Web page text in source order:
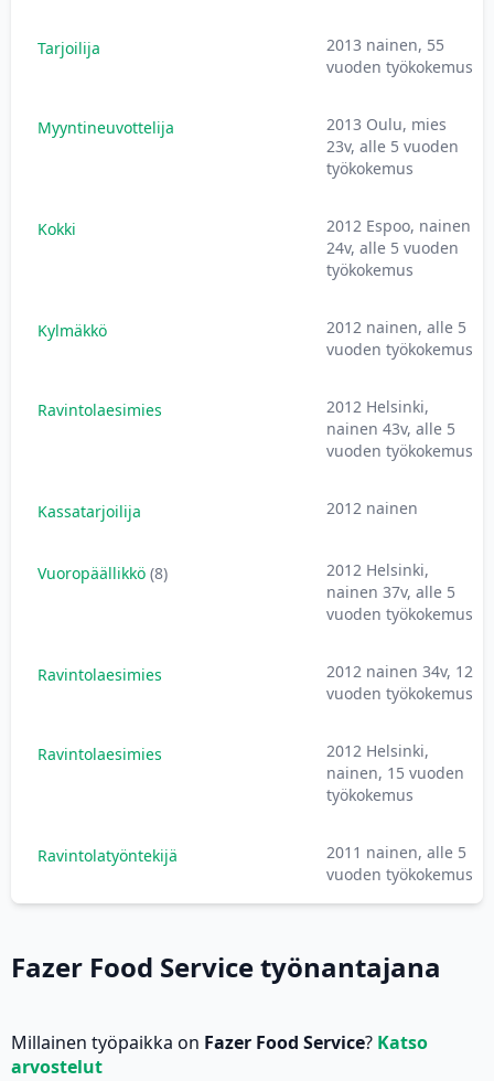
Tarjoilija
2013 nainen, 55
vuoden työkokemus
Myyntineuvottelija
2013 Oulu, mies
23v, alle 5 vuoden
työkokemus
Kokki
2012 Espoo, nainen
24v, alle 5 vuoden
työkokemus
Kylmäkkö
2012 nainen, alle 5
vuoden työkokemus
Ravintolaesimies
2012 Helsinki,
nainen 43v, alle 5
vuoden työkokemus
Kassatarjoilija 2012 nainen
Vuoropäällikkö (8)
2012 Helsinki,
nainen 37v, alle 5
vuoden työkokemus
Ravintolaesimies
2012 nainen 34v, 12
vuoden työkokemus
Ravintolaesimies
2012 Helsinki,
nainen, 15 vuoden
työkokemus
Ravintolatyöntekijä
2011 nainen, alle 5
vuoden työkokemus
Fazer Food Service työnantajana
Millainen työpaikka on Fazer Food Service? Katso
arvostelut